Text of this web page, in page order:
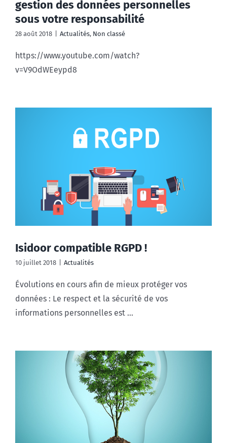
gestion des données personnelles
sous votre responsabilité
28 août 2018 Actualités, Non classé
https://www.youtube.com/watch?
v=V9OdWEeypd8
Isidoor compatible RGPD !
10 juillet 2018 Actualités
Évolutions en cours afin de mieux protéger vos
données : Le respect et la sécurité de vos
informations personnelles est ...